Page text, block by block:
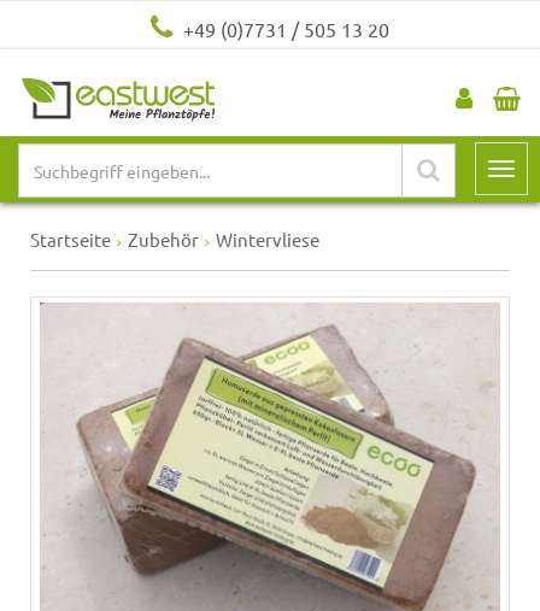
+49 (0)7731 / 505 13 20
Startseite Zubehör Wintervliese